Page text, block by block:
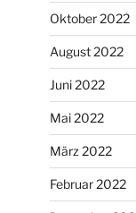
Oktober 2022
August 2022
Juni 2022
Mai 2022
März 2022
Februar 2022